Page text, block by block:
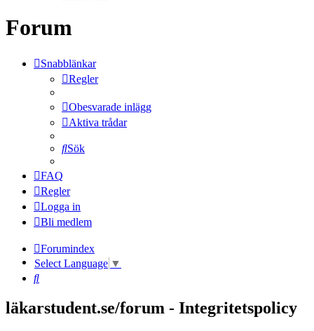
Forum
Snabblänkar
Regler
Obesvarade inlägg
Aktiva trådar
Sök
FAQ
Regler
Logga in
Bli medlem
Forumindex
Select Language ▼
Sök
läkarstudent.se/forum - Integritetspolicy